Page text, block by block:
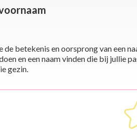
betekenis en oorsprong van een
en een naam vinden die bij jullie
gezin.